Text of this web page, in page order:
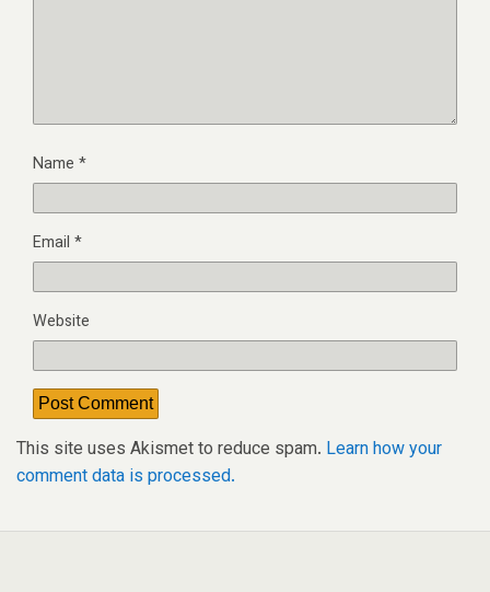
Name *
Email *
Website
This site uses Akismet to reduce spam. Learn how your
comment data is processed.